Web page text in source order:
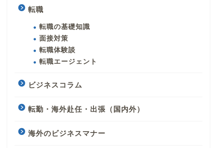
転職
転職の基礎知識
面接対策
転職体験談
転職エージェント
ビジネスコラム
転勤・海外赴任・出張（国内外）
海外のビジネスマナー